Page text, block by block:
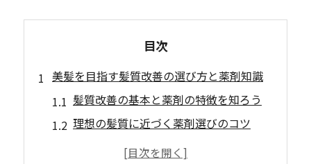
目次
美髪を目指す髪質改善の選び方と薬剤知識
髪質改善の基本と薬剤の特徴を知ろう
理想の髪質に近づく薬剤選びのコツ
髪質改善に合う薬剤の見極めポイント